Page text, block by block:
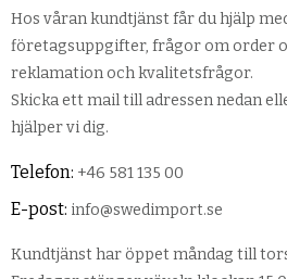
Hos våran kundtjänst får du hjälp
företagsuppgifter, frågor om order
reklamation och kvalitetsfrågor.
Skicka ett mail till adressen nedan
hjälper vi dig.
Telefon: +46 581 135 00
E-post: info@swedimport.se
Kundtjänst har öppet måndag till